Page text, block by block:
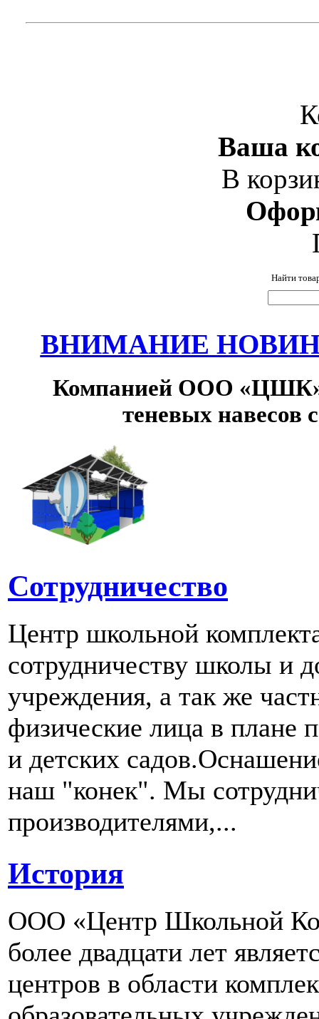
Ваша
В
Найти
ВНИМАНИЕ
Компанией ООО «ЦШК»
теневых навесов
Сотрудничество
Центр школьной
сотрудничеству школы и
учреждения, а так же
физические лица в плане
и детских
наш "конек". Мы
производителями,...
История
ООО «Центр Школьной
более двадцати лет
центров в области